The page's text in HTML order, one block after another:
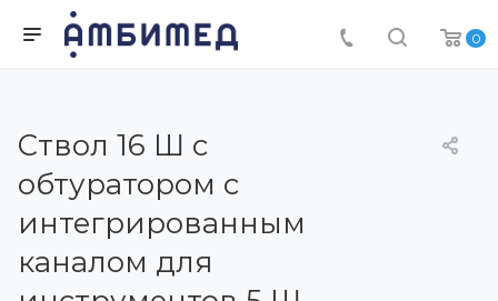
0
Ствол 16 Ш с
обтуратором с
интегрированным
каналом для